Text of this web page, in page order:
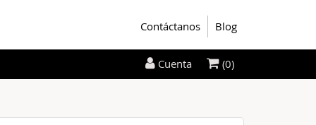
Contáctanos Blog
Cuenta (0)